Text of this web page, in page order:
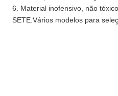
6. Material inofensivo, não
SETE.Vários modelos para